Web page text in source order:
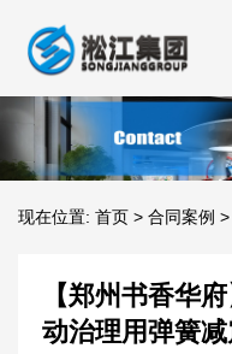
现在位置: 首页 > 合同案例 >
【郑州书香华
动治理用弹簧